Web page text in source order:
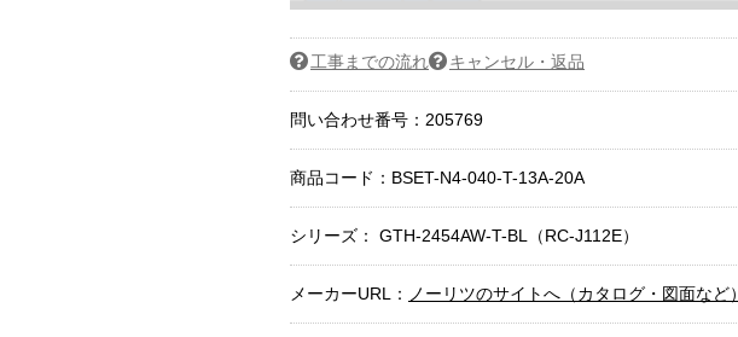
工事までの流れ キャンセル・返品
問い合わせ番号：205769
商品コード： BSET-N4-040-T-13A-20A
シリーズ： GTH-2454AW-T-BL（RC-J112E）
メーカーURL： ノーリツのサイトへ（カタログ・図面など）